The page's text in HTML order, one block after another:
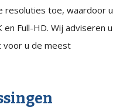
resoluties toe, waardoor u
Full-HD. Wij adviseren u
voor u de meest